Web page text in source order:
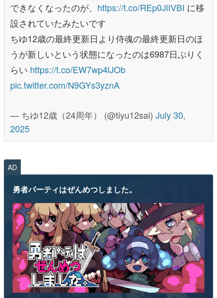
できなくなったのが、 https://t.co/REp0JlIVBI に移
設されていたみたいです
ちゆ12歳の最終更新日より侍魂の最終更新日のほ
うが新しいという状態になったのは6987日ぶりく
らい https://t.co/EW7wp4lJOb
pic.twitter.com/N9GYs3yznA
— ちゆ12歳（24周年） (@tiyu12sai) July 30,
2025
AD
勇者パーティはぜんめつしました。